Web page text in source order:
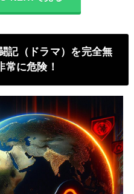
記（ドラマ）を完全無
に危険！